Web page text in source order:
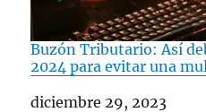
Buzón Tributario: Así
2024 para evitar una
Fecha
diciembre 29, 2023